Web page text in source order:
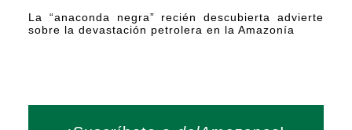
La “anaconda negra” recién descubierta advierte
sobre la devastación petrolera en la Amazonía